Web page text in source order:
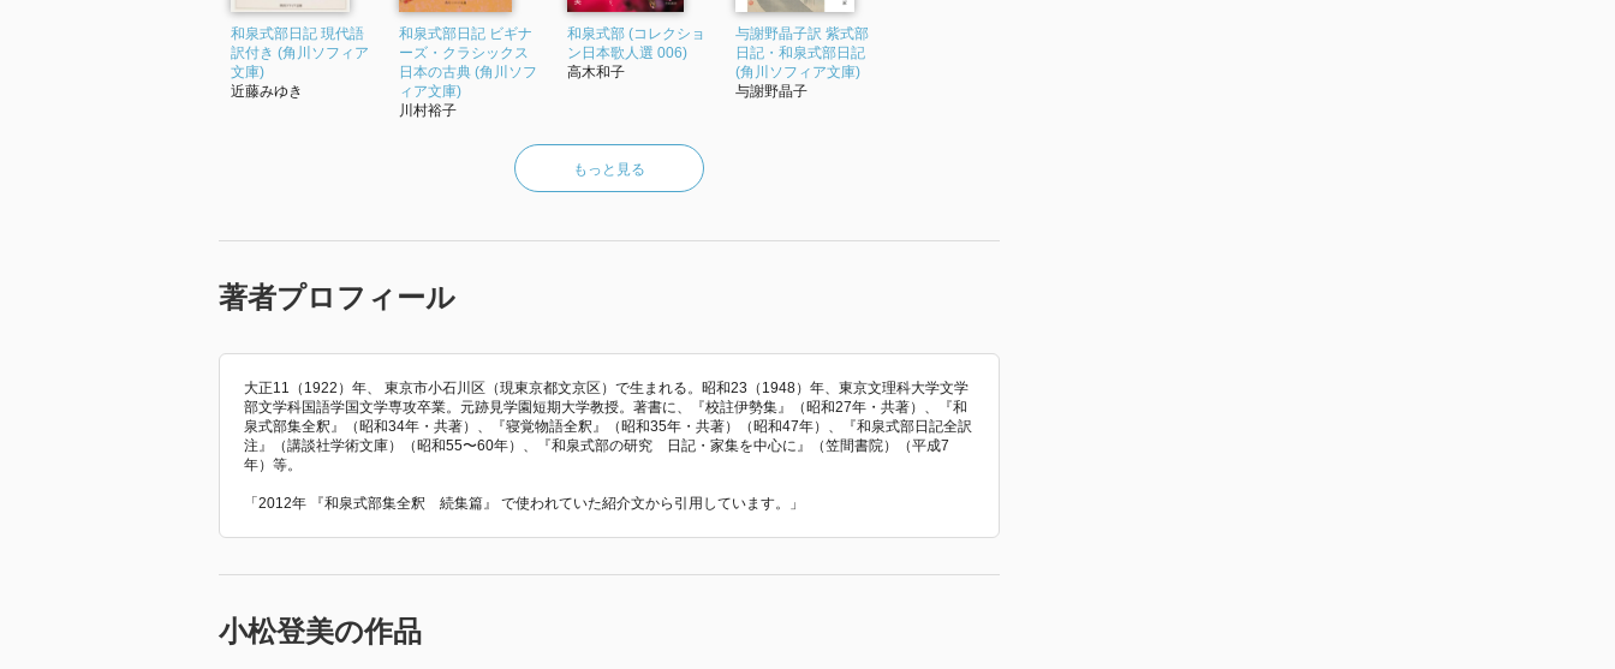
和泉式部日記 現代語
訳付き (角川ソフィア
文庫)
近藤みゆき
和泉式部日記 ビギナ
ーズ・クラシックス
日本の古典 (角川ソフ
ィア文庫)
川村裕子
和泉式部 (コレクショ
ン日本歌人選 006)
高木和子
与謝野晶子訳 紫式部
日記・和泉式部日記
(角川ソフィア文庫)
与謝野晶子
もっと見る
著者プロフィール
大正11（1922）年、 東京市小石川区（現東京都文京区）で生まれる。昭和23（1948）年、東京文理科大学文学
部文学科国語学国文学専攻卒業。元跡見学園短期大学教授。著書に、『校註伊勢集』（昭和27年・共著）、『和
泉式部集全釈』（昭和34年・共著）、『寝覚物語全釈』（昭和35年・共著）（昭和47年）、『和泉式部日記全訳
注』（講談社学術文庫）（昭和55〜60年）、『和泉式部の研究 日記・家集を中心に』（笠間書院）（平成7
年）等。
「2012年 『和泉式部集全釈 続集篇』 で使われていた紹介文から引用しています。」
小松登美の作品